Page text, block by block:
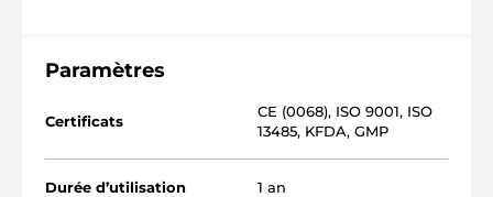
Paramètres
Certificats
CE (0068), ISO 9001, ISO
13485, KFDA, GMP
Durée d’utilisation 1 an